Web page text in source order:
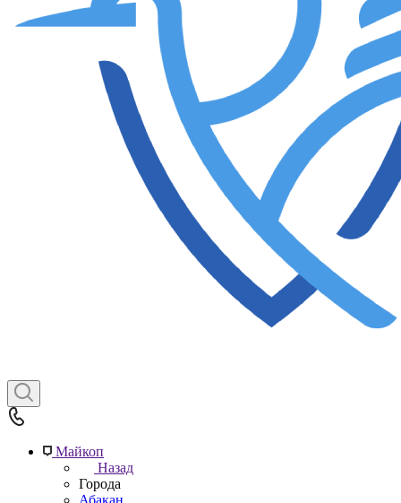
Майкоп
Назад
Города
Абакан